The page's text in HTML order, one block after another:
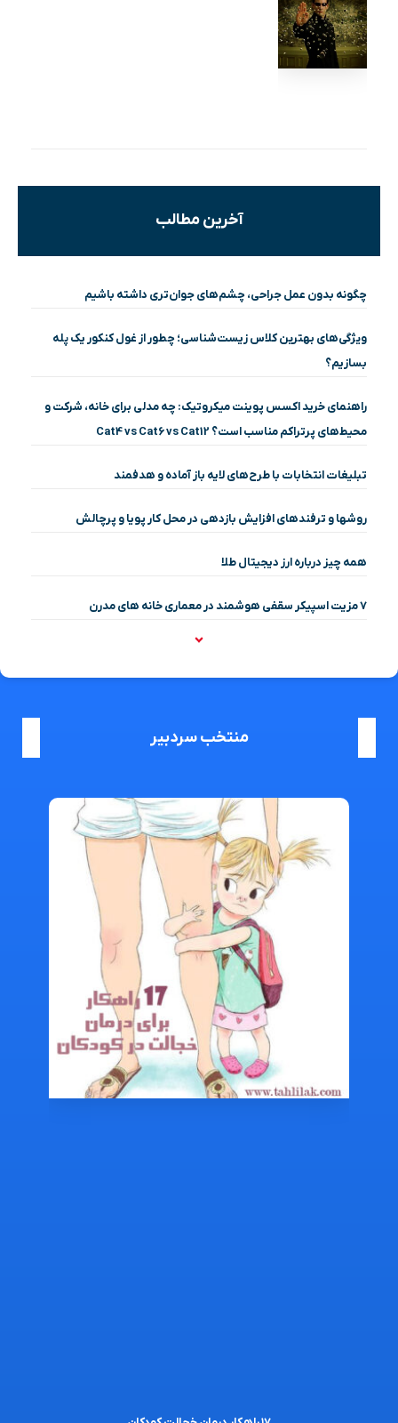
آخرین مطالب
چگونه بدون عمل جراحی، چشم‌های جوان‌تری داشته باشیم
ویژگی‌های بهترین کلاس زیست‌شناسی؛ چطور از غول کنکور یک پله
بسازیم؟
راهنمای خرید اکسس پوینت میکروتیک: چه مدلی برای خانه، شرکت و
محیط‌های پرتراکم مناسب است؟ Cat4 vs Cat6 vs Cat12
تبلیغات انتخابات با طرح‌های لایه باز آماده و هدفمند
روشها و ترفندهای افزایش بازدهی در محل کار پویا و پرچالش
همه چیز درباره ارز دیجیتال طلا
۷ مزیت اسپیکر سقفی هوشمند در معماری خانه‌ های مدرن
منتخب سردبیر